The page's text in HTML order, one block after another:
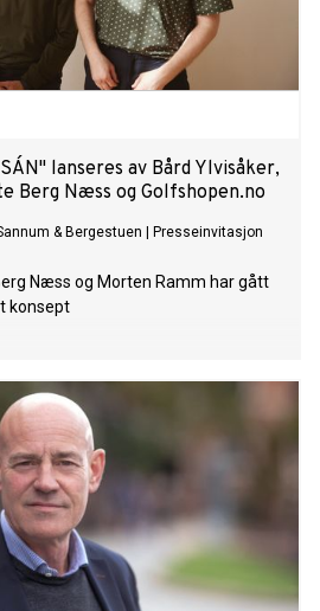
lanseres av Bård Ylvisåker,
Berg Næss og Golfshopen.no
& Bergestuen Presseinvitasjon
Næss og Morten Ramm har gått
konsept